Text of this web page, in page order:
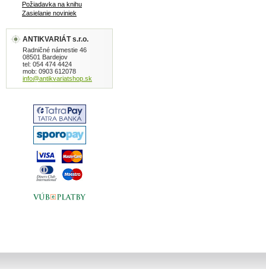
Požiadavka na knihu
Zasielanie noviniek
ANTIKVARIÁT s.r.o.
Radničné námestie 46
08501 Bardejov
tel: 054 474 4424
mob: 0903 612078
info@antikvariatshop.sk